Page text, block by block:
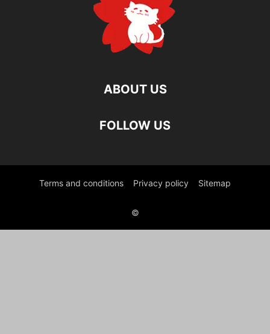
ABOUT US
FOLLOW US
Terms and conditions Privacy policy Sitemap
©